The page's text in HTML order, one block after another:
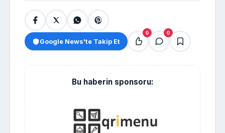
Google News'te Takip Et
0 0
Bu haberin sponsoru: